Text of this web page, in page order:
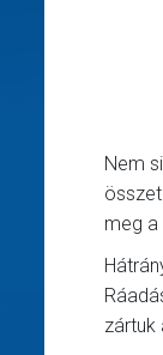
Nem
meg a
zártuk